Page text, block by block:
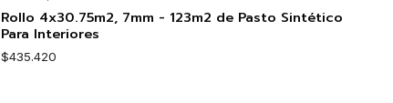
Rollo 4x30.75m2, 7mm - 123m2 de Pasto Sintético
Para Interiores
$435.420